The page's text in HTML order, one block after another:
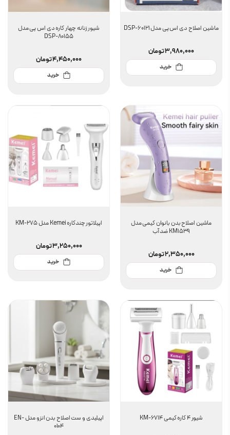
ماشین اصلاح دی اس پی مدل DSP-60121
3,980,000تومان
خرید
شیور زنانه چهار کاره دی اس پی مدل
DSP-80155
4,450,000تومان
خرید
ماشین اصلاح بدن بانوان کیمی مدل
KM1539 ضد آب
2,350,000تومان
خرید
اپیلاتور چندکاره Kemei مدل KM-275
3,250,000تومان
خرید
شیور 4 کاره کیمی KM-6714
اپیلیدی و ست اصلاح بدن انزو مدل EN-
0104